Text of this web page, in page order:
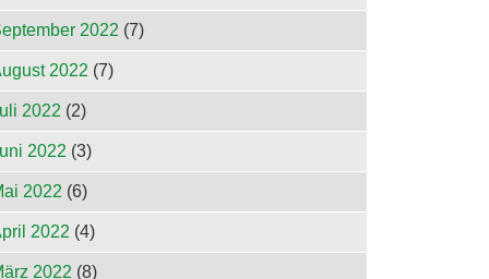
2022 (7)
2022 (7)
2022 (2)
2022 (3)
2022 (6)
2022 (4)
2022 (8)